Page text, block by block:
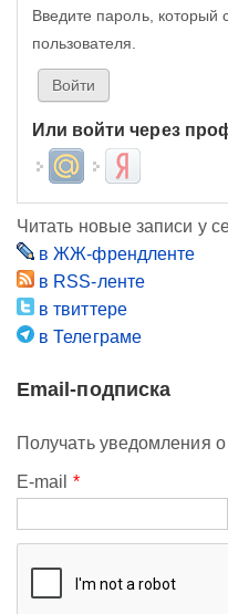
Введите пароль, который
пользователя.
Или войти через
Login with Mail.ruLogin with Яндекс
Читать новые записи у
в ЖЖ-френдленте
в RSS-ленте
в твиттере
в Телеграме
Email-подписка
Получать уведомления
E-mail *